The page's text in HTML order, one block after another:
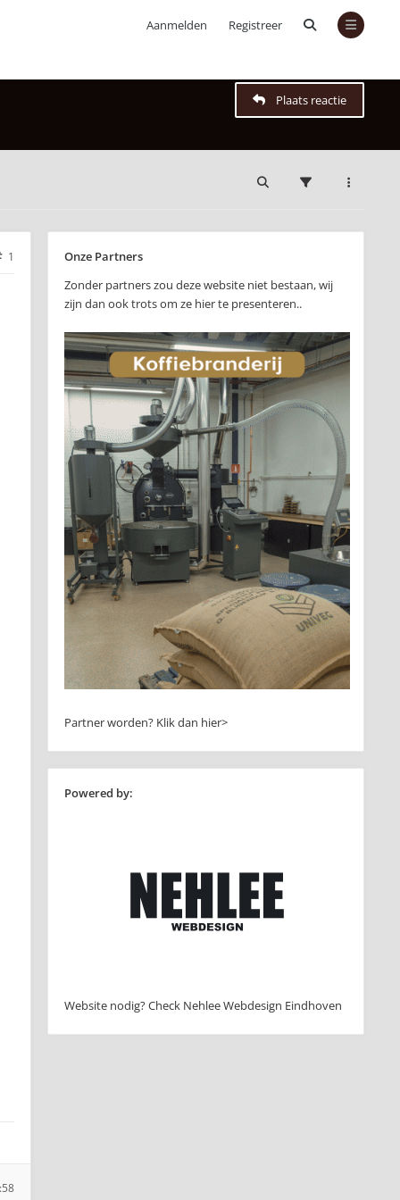
Aanmelden Registreer
Plaats reactie
1
Onze Partners
Zonder partners zou deze website niet bestaan, wij
zijn dan ook trots om ze hier te presenteren..
Partner worden? Klik dan hier>
Powered by:
Website nodig? Check Nehlee Webdesign Eindhoven